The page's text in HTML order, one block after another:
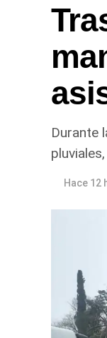
Durante
Hace 12